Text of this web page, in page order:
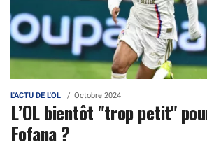
L'ACTU DE L'OL Octobre 2024
L’OL bientôt "trop petit"
Fofana ?